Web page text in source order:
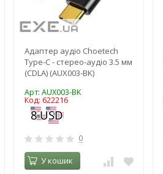
Адаптер аудіо Choetech
Type-C - стерео-аудіо 3.5 мм
(CDLA) (AUX003-BK)
Арт: AUX003-BK
Код: 622216
0
У кошик